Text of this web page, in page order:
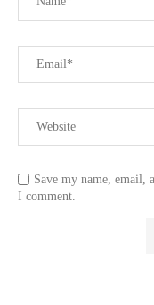
Save my name, email,
I comment.